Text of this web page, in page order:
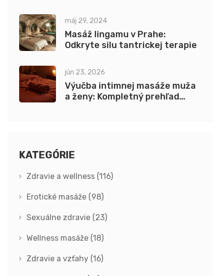
máj 29, 2024
Masáž lingamu v Prahe:
Odkryte silu tantrickej terapie
jún 23, 2026
Výučba intimnej masáže muža
a ženy: Kompletný prehľad
KATEGÓRIE
Zdravie a wellness (116)
Erotické masáže (98)
Sexuálne zdravie (23)
Wellness masáže (18)
Zdravie a vzťahy (16)